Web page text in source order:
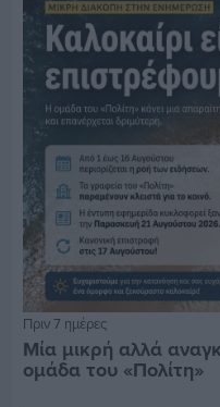
Πριν 7 ημέρες
Μία μικρή αλλά
ομάδα του «Πολίτη»